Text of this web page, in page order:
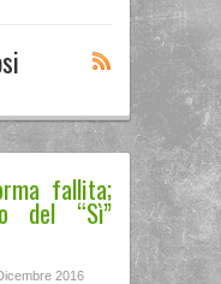
fallita;
del “Sì”
2016